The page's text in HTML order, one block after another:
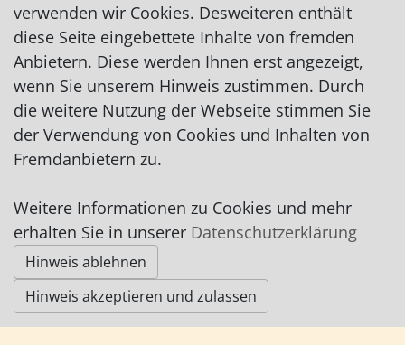
Impressum |Datenschutz|AGB
© Worpswede24 2015-2026
verwenden wir Cookies. Desweiteren enthält
diese Seite eingebettete Inhalte von fremden
Anbietern. Diese werden Ihnen erst angezeigt,
wenn Sie unserem Hinweis zustimmen. Durch
die weitere Nutzung der Webseite stimmen Sie
der Verwendung von Cookies und Inhalten von
Fremdanbietern zu.
Weitere Informationen zu Cookies und mehr
erhalten Sie in unserer Datenschutzerklärung
Hinweis ablehnen
Hinweis akzeptieren und zulassen